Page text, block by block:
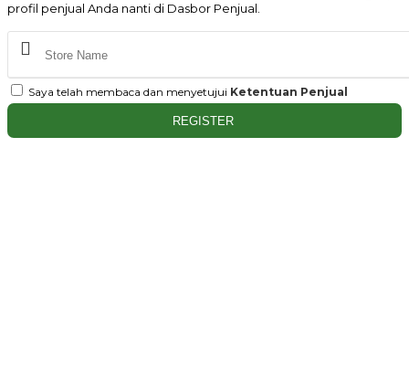
profil penjual Anda nanti di Dasbor Penjual.
Saya telah membaca dan menyetujui Ketentuan Penjual
REGISTER